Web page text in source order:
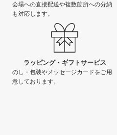
会場への直接配送や複数箇所への分納
も対応します。
ラッピング・ギフトサービス
のし・包装やメッセージカードをご用
意しております。